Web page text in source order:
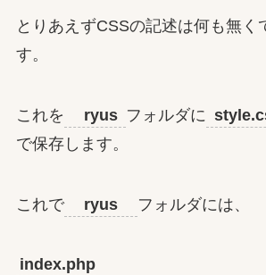
とりあえずCSSの記述は何も無く
す。
これを ryus フォルダに
で保存します。
これで ryus フォルダには、
index.php